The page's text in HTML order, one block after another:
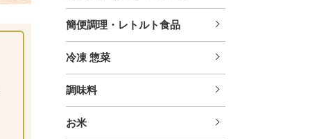
簡便調理・レトルト食品
冷凍 惣菜
調味料
お米